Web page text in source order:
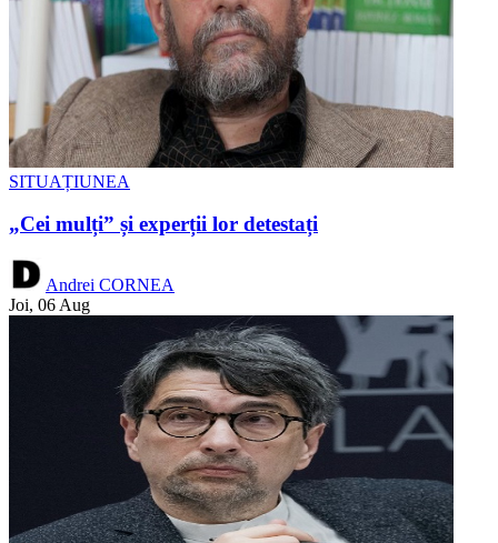
SITUAȚIUNEA
„Cei mulți” și experții lor detestați
Andrei CORNEA
Joi, 06 Aug